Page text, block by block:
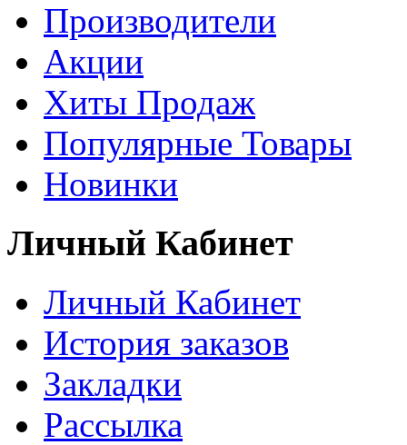
Производители
Акции
Хиты Продаж
Популярные Товары
Новинки
Личный Кабинет
Личный Кабинет
История заказов
Закладки
Рассылка